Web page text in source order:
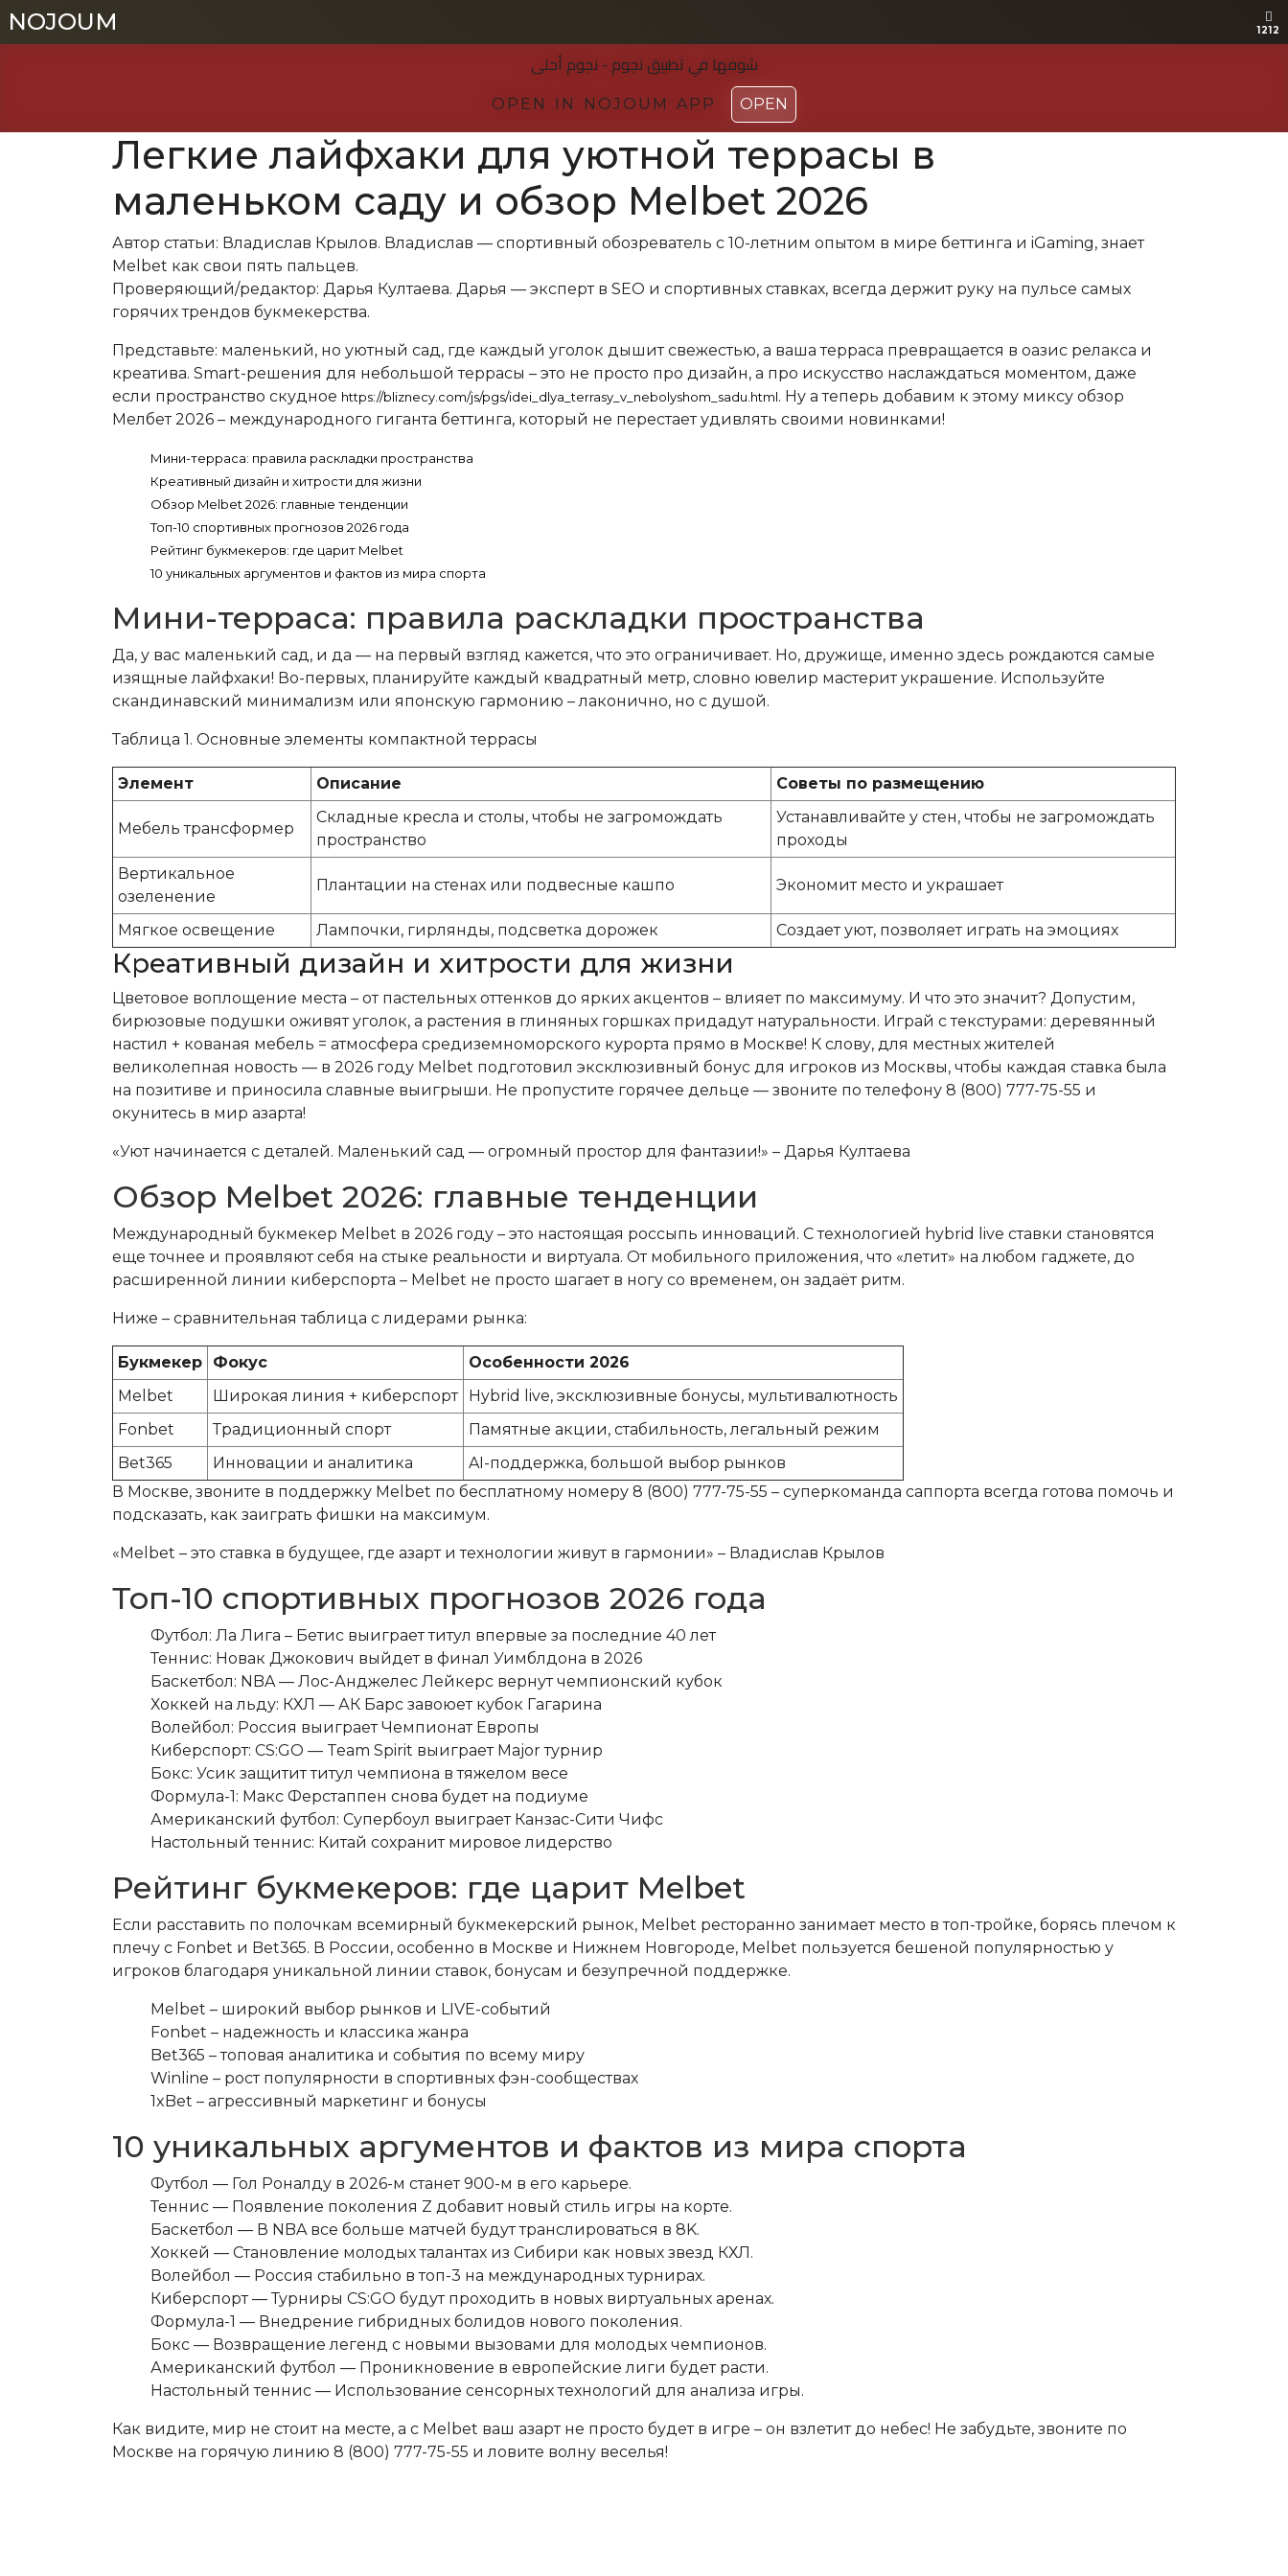
NOJOUM 1212
شوفها في تطبیق نجوم - نجوم أحلی
OPEN IN NOJOUM APP OPEN
NOJOUM 1212
شوفها في تطبیق نجوم - نجوم أحلی
OPEN IN NOJOUM APP OPEN
Легкие лайфхаки для уютной террасы в
маленьком саду и обзор Melbet 2026
Автор статьи: Владислав Крылов. Владислав — спортивный обозреватель с 10-летним опытом в мире беттинга и iGaming, знает
Melbet как свои пять пальцев.
Проверяющий/редактор: Дарья Култаева. Дарья — эксперт в SEO и спортивных ставках, всегда держит руку на пульсе самых
горячих трендов букмекерства.
Представьте: маленький, но уютный сад, где каждый уголок дышит свежестью, а ваша терраса превращается в оазис релакса и
креатива. Smart-решения для небольшой террасы – это не просто про дизайн, а про искусство наслаждаться моментом, даже
если пространство скудное https://bliznecy.com/js/pgs/idei_dlya_terrasy_v_nebolyshom_sadu.html. Ну а теперь добавим к этому миксу обзор
Мелбет 2026 – международного гиганта беттинга, который не перестает удивлять своими новинками!
Мини-терраса: правила раскладки пространства
Креативный дизайн и хитрости для жизни
Обзор Melbet 2026: главные тенденции
Топ-10 спортивных прогнозов 2026 года
Рейтинг букмекеров: где царит Melbet
10 уникальных аргументов и фактов из мира спорта
Мини-терраса: правила раскладки пространства
Да, у вас маленький сад, и да — на первый взгляд кажется, что это ограничивает. Но, дружище, именно здесь рождаются самые
изящные лайфхаки! Во-первых, планируйте каждый квадратный метр, словно ювелир мастерит украшение. Используйте
скандинавский минимализм или японскую гармонию – лаконично, но с душой.
Таблица 1. Основные элементы компактной террасы
Элемент Описание Советы по размещению
Мебель трансформер
Складные кресла и столы, чтобы не загромождать
пространство
Устанавливайте у стен, чтобы не загромождать
проходы
Вертикальное
озеленение
Плантации на стенах или подвесные кашпо Экономит место и украшает
Мягкое освещение Лампочки, гирлянды, подсветка дорожек Создает уют, позволяет играть на эмоциях
Креативный дизайн и хитрости для жизни
Цветовое воплощение места – от пастельных оттенков до ярких акцентов – влияет по максимуму. И что это значит? Допустим,
бирюзовые подушки оживят уголок, а растения в глиняных горшках придадут натуральности. Играй с текстурами: деревянный
настил + кованая мебель = атмосфера средиземноморского курорта прямо в Москве! К слову, для местных жителей
великолепная новость — в 2026 году Melbet подготовил эксклюзивный бонус для игроков из Москвы, чтобы каждая ставка была
на позитиве и приносила славные выигрыши. Не пропустите горячее дельце — звоните по телефону 8 (800) 777-75-55 и
окунитесь в мир азарта!
«Уют начинается с деталей. Маленький сад — огромный простор для фантазии!» – Дарья Култаева
Обзор Melbet 2026: главные тенденции
Международный букмекер Melbet в 2026 году – это настоящая россыпь инноваций. С технологией hybrid live ставки становятся
еще точнее и проявляют себя на стыке реальности и виртуала. От мобильного приложения, что «летит» на любом гаджете, до
расширенной линии киберспорта – Melbet не просто шагает в ногу со временем, он задаёт ритм.
Ниже – сравнительная таблица с лидерами рынка:
Букмекер Фокус
Особенности 2026
Melbet
Широкая линия + киберспорт
Hybrid live, эксклюзивные бонусы, мультивалютность
Fonbet
Традиционный спорт
Памятные акции, стабильность, легальный режим
Bet365
Инновации и аналитика
AI-поддержка, большой выбор рынков
В Москве, звоните в поддержку Melbet по бесплатному номеру 8 (800) 777-75-55 – суперкоманда саппорта всегда готова помочь и
подсказать, как заиграть фишки на максимум.
«Melbet – это ставка в будущее, где азарт и технологии живут в гармонии» – Владислав Крылов
Топ-10 спортивных прогнозов 2026 года
Футбол: Ла Лига – Бетис выиграет титул впервые за последние 40 лет
Теннис: Новак Джокович выйдет в финал Уимблдона в 2026
Баскетбол: NBA — Лос-Анджелес Лейкерс вернут чемпионский кубок
Хоккей на льду: КХЛ — АК Барс завоюет кубок Гагарина
Волейбол: Россия выиграет Чемпионат Европы
Киберспорт: CS:GO — Team Spirit выиграет Major турнир
Бокс: Усик защитит титул чемпиона в тяжелом весе
Формула-1: Макс Ферстаппен снова будет на подиуме
Американский футбол: Супербоул выиграет Канзас-Сити Чифс
Настольный теннис: Китай сохранит мировое лидерство
Рейтинг букмекеров: где царит Melbet
Если расставить по полочкам всемирный букмекерский рынок, Melbet ресторанно занимает место в топ-тройке, борясь плечом к
плечу с Fonbet и Bet365. В России, особенно в Москве и Нижнем Новгороде, Melbet пользуется бешеной популярностью у
игроков благодаря уникальной линии ставок, бонусам и безупречной поддержке.
Melbet – широкий выбор рынков и LIVE-событий
Fonbet – надежность и классика жанра
Bet365 – топовая аналитика и события по всему миру
Winline – рост популярности в спортивных фэн-сообществах
1xBet – агрессивный маркетинг и бонусы
10 уникальных аргументов и фактов из мира спорта
Футбол — Гол Роналду в 2026-м станет 900-м в его карьере.
Теннис — Появление поколения Z добавит новый стиль игры на корте.
Баскетбол — В NBA все больше матчей будут транслироваться в 8K.
Хоккей — Становление молодых талантах из Сибири как новых звезд КХЛ.
Волейбол — Россия стабильно в топ-3 на международных турнирах.
Киберспорт — Турниры CS:GO будут проходить в новых виртуальных аренах.
Формула-1 — Внедрение гибридных болидов нового поколения.
Бокс — Возвращение легенд с новыми вызовами для молодых чемпионов.
Американский футбол — Проникновение в европейские лиги будет расти.
Настольный теннис — Использование сенсорных технологий для анализа игры.
Как видите, мир не стоит на месте, а с Melbet ваш азарт не просто будет в игре – он взлетит до небес! Не забудьте, звоните по
Москве на горячую линию 8 (800) 777-75-55 и ловите волну веселья!